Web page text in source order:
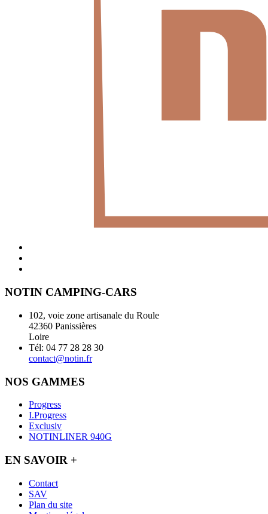
NOTIN CAMPING-CARS
102, voie zone artisanale du Roule
42360 Panissières
Loire
Tél: 04 77 28 28 30
contact@notin.fr
NOS GAMMES
Progress
I.Progress
Exclusiv
NOTINLINER 940G
EN SAVOIR +
Contact
SAV
Plan du site